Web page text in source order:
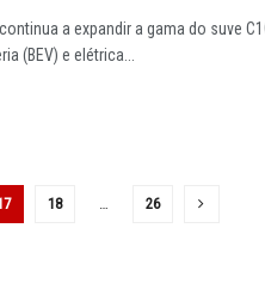
a expandir a gama do suve
(BEV) e elétrica...
18 26